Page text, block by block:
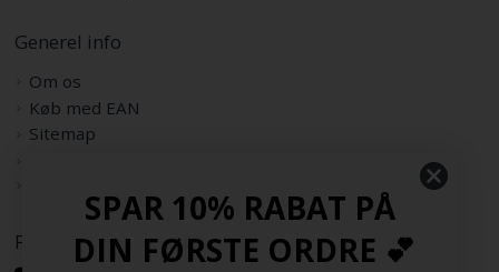
Generel info
Om os
Køb med EAN
Sitemap
Følg os her
SPAR 10% RABAT PÅ
DIN FØRSTE ORDRE 💕